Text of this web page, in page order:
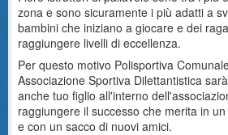
zona e sono sicuramente i più adatti a
bambini che iniziano a giocare e dei
raggiungere livelli di eccellenza.
Per questo motivo Polisportiva
Associazione Sportiva Dilettantistica
anche tuo figlio all'interno
raggiungere il successo che merita in
e con un sacco di nuovi amici.